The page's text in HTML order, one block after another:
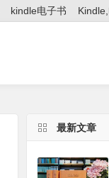
kindle电子书
最新文章